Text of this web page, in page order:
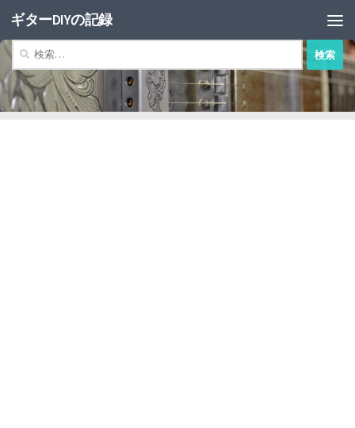
コンテンツへスキップ
ギターDIYの記録
索: